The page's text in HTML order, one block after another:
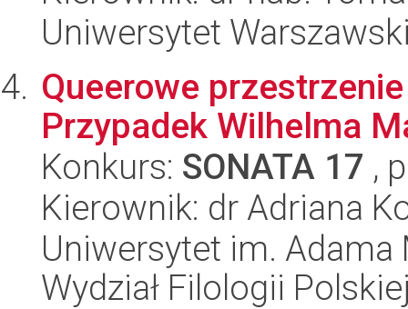
Uniwersytet
Queerowe
Przypadek Wilhelma
Konkurs: SONATA 17 ,
Kierownik: dr Adriana
Uniwersytet im.
Wydział Filologii